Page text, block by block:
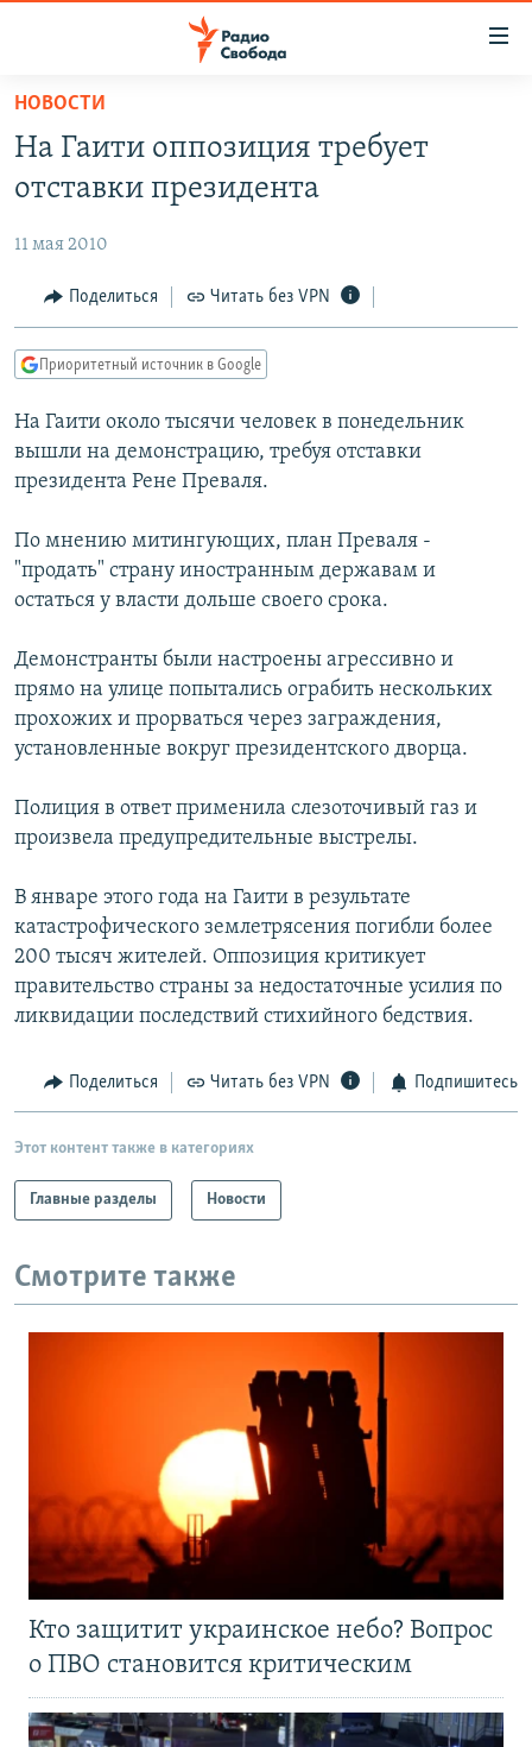
упрощенного
доступа
основному
Вернутся
главной
навигации
Вернутся
поиску
АВТОРСКИЕ ПРОЕКТЫ
ЦИТАТЫ СВОБОДЫ
МНЕНИЯ
IDEL.РЕАЛИИ
КАВКАЗ.РЕАЛИИ
СЕВЕР.РЕАЛИИ
РАСПИСАНИЕ ВЕЩАНИЯ
ПОДПИШИТЕСЬ НА РАССЫЛКУ
СОЦИАЛЬНЫЕ СЕТИ
Все сайты РСЕ/РС
НОВОСТИ
На Гаити оппозиция требует
отставки президента
11 мая 2010
Поделиться Читать без VPN
Приоритетный источник в Google
На Гаити около тысячи человек в понедельник
вышли на демонстрацию, требуя отставки
президента Рене Преваля.
По мнению митингующих, план Преваля -
"продать" страну иностранным державам и
остаться у власти дольше своего срока.
Демонстранты были настроены агрессивно и
прямо на улице попытались ограбить нескольких
прохожих и прорваться через заграждения,
установленные вокруг президентского дворца.
Полиция в ответ применила слезоточивый газ и
произвела предупредительные выстрелы.
В январе этого года на Гаити в результате
катастрофического землетрясения погибли более
200 тысяч жителей. Оппозиция критикует
правительство страны за недостаточные усилия по
ликвидации последствий стихийного бедствия.
Поделиться Читать без VPN Подпишитесь
Этот контент также в категориях
Главные разделы Новости
Смотрите также
Кто защитит украинское небо? Вопрос
о ПВО становится критическим